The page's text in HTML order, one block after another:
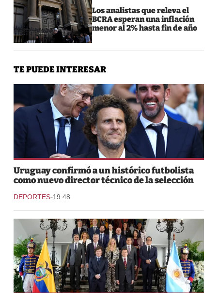
Los analistas que releva el
BCRA esperan una inflación
menor al 2% hasta fin de año
TE PUEDE INTERESAR
Uruguay confirmó a un histórico futbolista
como nuevo director técnico de la selección
DEPORTES-19:48